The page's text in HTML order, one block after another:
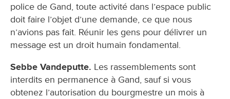
police de Gand, toute activité dans l’espace public
doit faire l’objet d’une demande, ce que nous
n’avions pas fait. Réunir les gens pour délivrer un
message est un droit humain fondamental.
Sebbe Vandeputte. Les rassemblements sont
interdits en permanence à Gand, sauf si vous
obtenez l’autorisation du bourgmestre un mois à